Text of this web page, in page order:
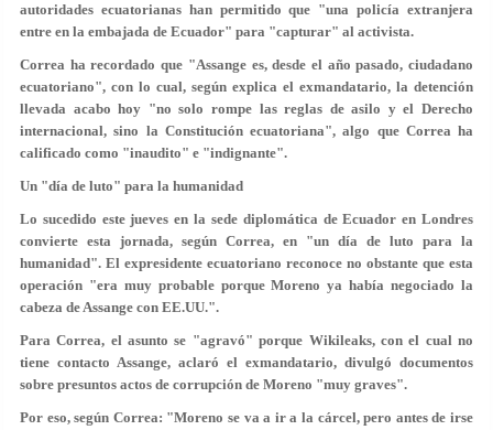
autoridades ecuatorianas han permitido que "una policía extranjera
entre en la embajada de Ecuador" para "capturar" al activista.
Correa ha recordado que "Assange es, desde el año pasado, ciudadano
ecuatoriano", con lo cual, según explica el exmandatario, la detención
llevada acabo hoy "no solo rompe las reglas de asilo y el Derecho
internacional, sino la Constitución ecuatoriana", algo que Correa ha
calificado como "inaudito" e "indignante".
Un "día de luto" para la humanidad
Lo sucedido este jueves en la sede diplomática de Ecuador en Londres
convierte esta jornada, según Correa, en "un día de luto para la
humanidad". El expresidente ecuatoriano reconoce no obstante que esta
operación "era muy probable porque Morenoya había negociado la
cabeza de Assange con EE.UU.".
Para Correa, el asunto se "agravó" porque Wikileaks, con el cual no
tiene contacto Assange, aclaró el exmandatario, divulgó documentos
sobre presuntos actos de corrupción de Moreno "muy graves".
Por eso, según Correa: "Moreno se va a ir a la cárcel, pero antes de irse